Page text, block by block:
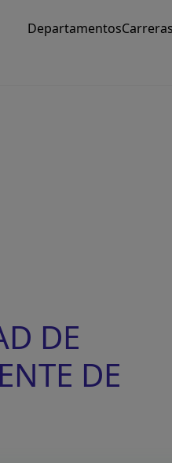
DepartamentosCarreras
DE
DE